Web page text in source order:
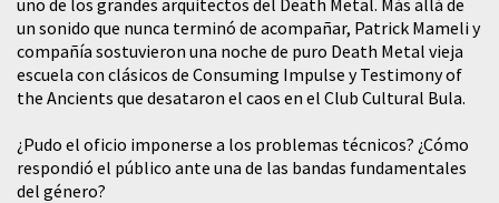
un sonido que nunca terminó de acompañar, Patrick Mameli y
compañía sostuvieron una noche de puro Death Metal vieja
escuela con clásicos de Consuming Impulse y Testimony of
the Ancients que desataron el caos en el Club Cultural Bula.
¿Pudo el oficio imponerse a los problemas técnicos? ¿Cómo
respondió el público ante una de las bandas fundamentales
del género?